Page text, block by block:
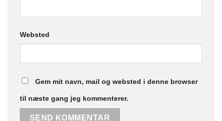
Websted
Gem mit navn, mail og websted i denne browser
til næste gang jeg kommenterer.